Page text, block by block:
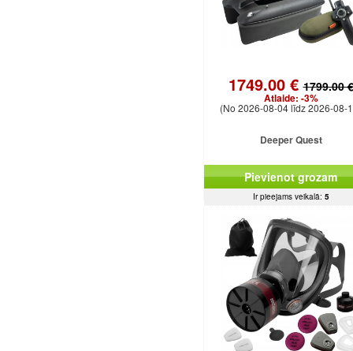
1749.00 €1799.00 €
Atlaide: -3%
(No 2026-08-04 līdz 2026-08-
Deeper Quest
Pievienot grozam
Ir pieejams veikalā: 5